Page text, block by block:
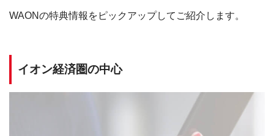
WAONの特典情報をピックアップしてご紹介します。
イオン経済圏の中心